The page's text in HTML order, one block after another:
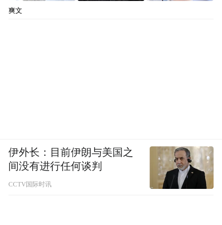
爽文
伊外长：目前伊朗与美国之
间没有进行任何谈判
CCTV国际时讯